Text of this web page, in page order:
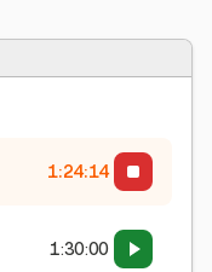
1:24:15
1:30:00